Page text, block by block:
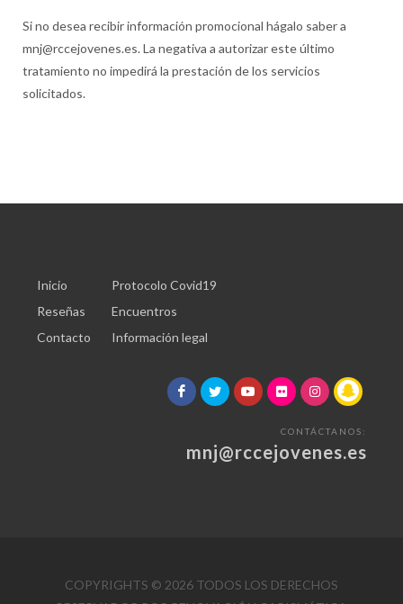
Si no desea recibir información promocional hágalo saber a
mnj@rccejovenes.es. La negativa a autorizar este último
tratamiento no impedirá la prestación de los servicios
solicitados.
Inicio
Reseñas
Contacto
Protocolo Covid19
Encuentros
Información legal
CONTÁCTANOS:
mnj@rccejovenes.es
COPYRIGHTS © 2026 TODOS LOS DERECHOS